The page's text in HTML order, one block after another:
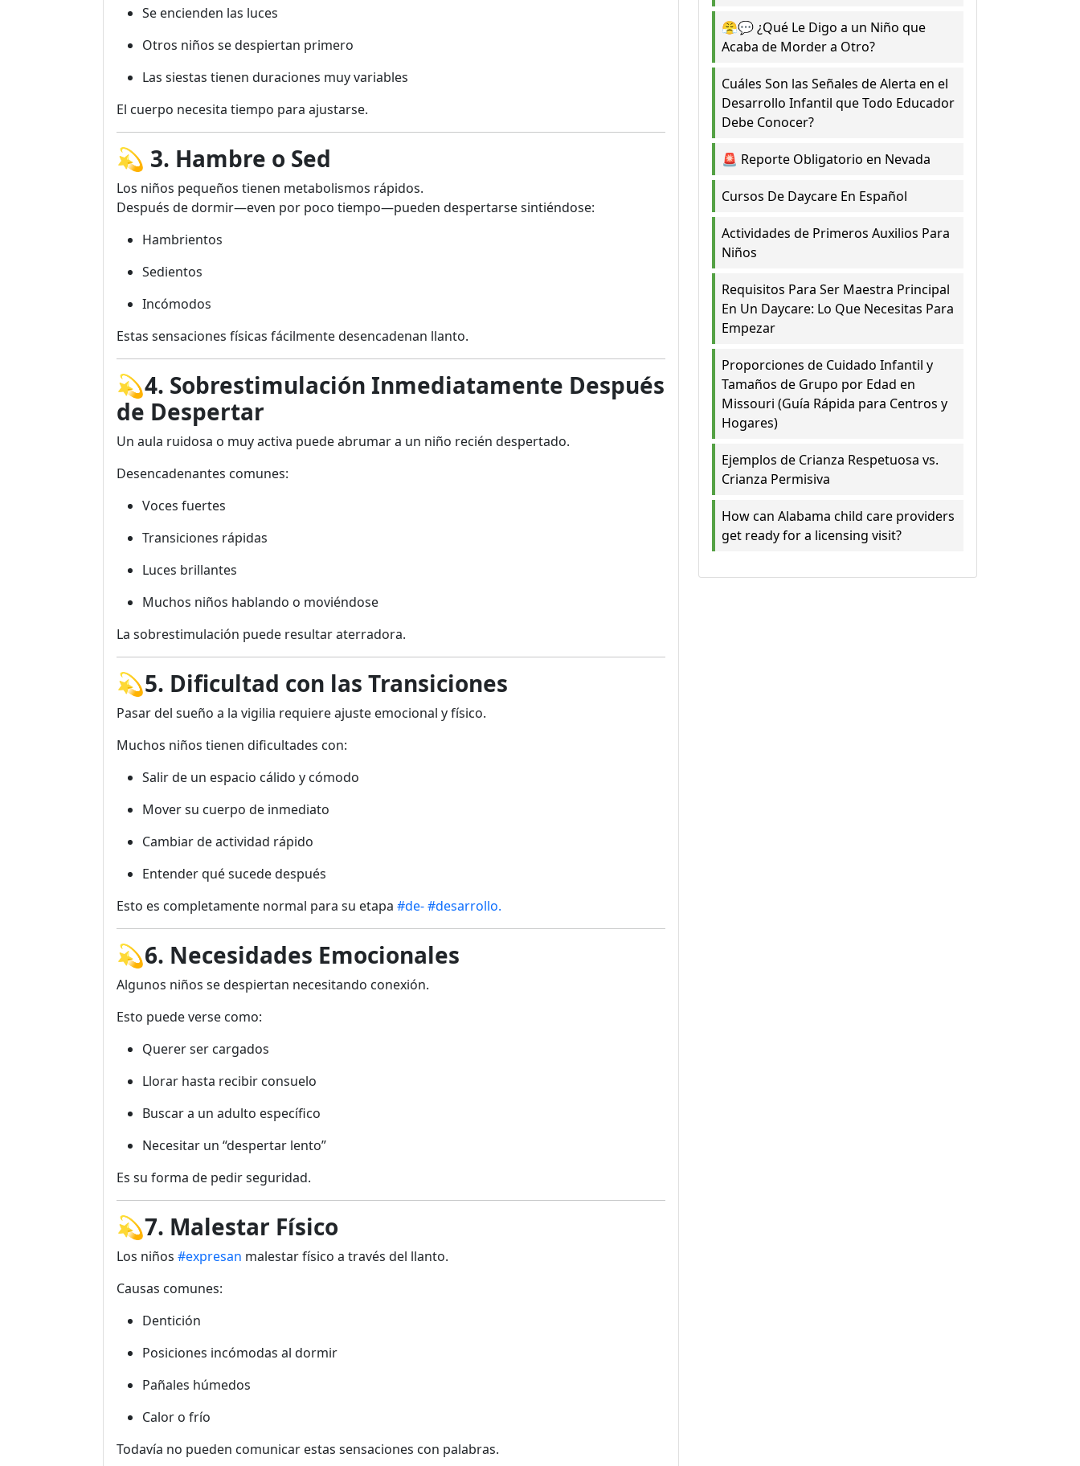
Se encienden las luces
Otros niños se despiertan primero
Las siestas tienen duraciones muy variables
El cuerpo necesita tiempo para ajustarse.
💫 3. Hambre o Sed
Los niños pequeños tienen metabolismos rápidos.
Después de dormir—even por poco tiempo—pueden despertarse sintiéndose:
Hambrientos
Sedientos
Incómodos
Estas sensaciones físicas fácilmente desencadenan llanto.
💫4. Sobrestimulación Inmediatamente Después
de Despertar
Un aula ruidosa o muy activa puede abrumar a un niño recién despertado.
Desencadenantes comunes:
Voces fuertes
Transiciones rápidas
Luces brillantes
Muchos niños hablando o moviéndose
La sobrestimulación puede resultar aterradora.
💫5. Dificultad con las Transiciones
Pasar del sueño a la vigilia requiere ajuste emocional y físico.
Muchos niños tienen dificultades con:
Salir de un espacio cálido y cómodo
Mover su cuerpo de inmediato
Cambiar de actividad rápido
Entender qué sucede después
Esto es completamente normal para su etapa #de-#desarrollo.
💫6. Necesidades Emocionales
Algunos niños se despiertan necesitando conexión.
Esto puede verse como:
Querer ser cargados
Llorar hasta recibir consuelo
Buscar a un adulto específico
Necesitar un “despertar lento”
Es su forma de pedir seguridad.
💫7. Malestar Físico
Los niños #expresan malestar físico a través del llanto.
Causas comunes:
Dentición
Posiciones incómodas al dormir
Pañales húmedos
Calor o frío
Todavía no pueden comunicar estas sensaciones con palabras.
😤💬 ¿Qué Le Digo a un Niño que
Acaba de Morder a Otro?
Cuáles Son las Señales de Alerta en el
Desarrollo Infantil que Todo Educador
Debe Conocer?
🚨 Reporte Obligatorio en Nevada
Cursos De Daycare En Español
Actividades de Primeros Auxilios Para
Niños
Requisitos Para Ser Maestra Principal
En Un Daycare: Lo Que Necesitas Para
Empezar
Proporciones de Cuidado Infantil y
Tamaños de Grupo por Edad en
Missouri (Guía Rápida para Centros y
Hogares)
Ejemplos de Crianza Respetuosa vs.
Crianza Permisiva
How can Alabama child care providers
get ready for a licensing visit?